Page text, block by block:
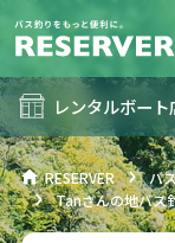
レンタルボート
RESERVER
バ
Tanさんの地バス